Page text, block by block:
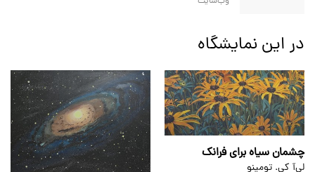
در این نمایشگاه
چشمان سیاه برای فرانک
لی‌آ کی. تومینو